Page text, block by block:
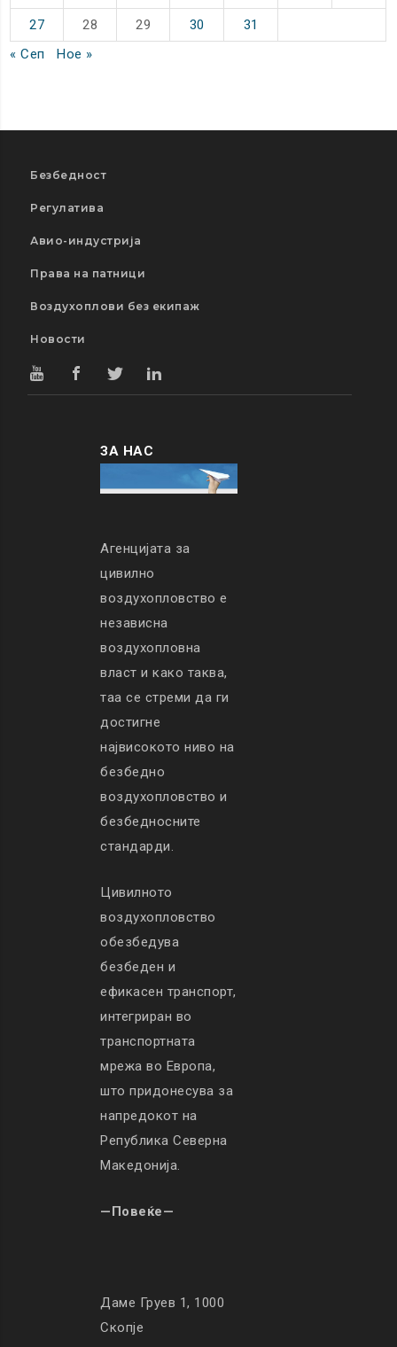
27 28 29 30
31
« Сеп
Ное »
Безбедност
Регулатива
Авио-индустрија
Права на патници
Воздухоплови без екипаж
Новости
ЗА НАС
Агенцијата за
цивилно
воздухопловство е
независна
воздухопловна
власт и како таква,
таа се стреми да ги
достигне
највисокото ниво на
безбедно
воздухопловство и
безбедносните
стандарди.
Цивилното
воздухопловство
обезбедува
безбеден и
ефикасен транспорт,
интегриран во
транспортната
мрежа во Европа,
што придонесува за
напредокот на
Република Северна
Македонија.
—Повеќе—
Даме Груев 1, 1000
Скопје